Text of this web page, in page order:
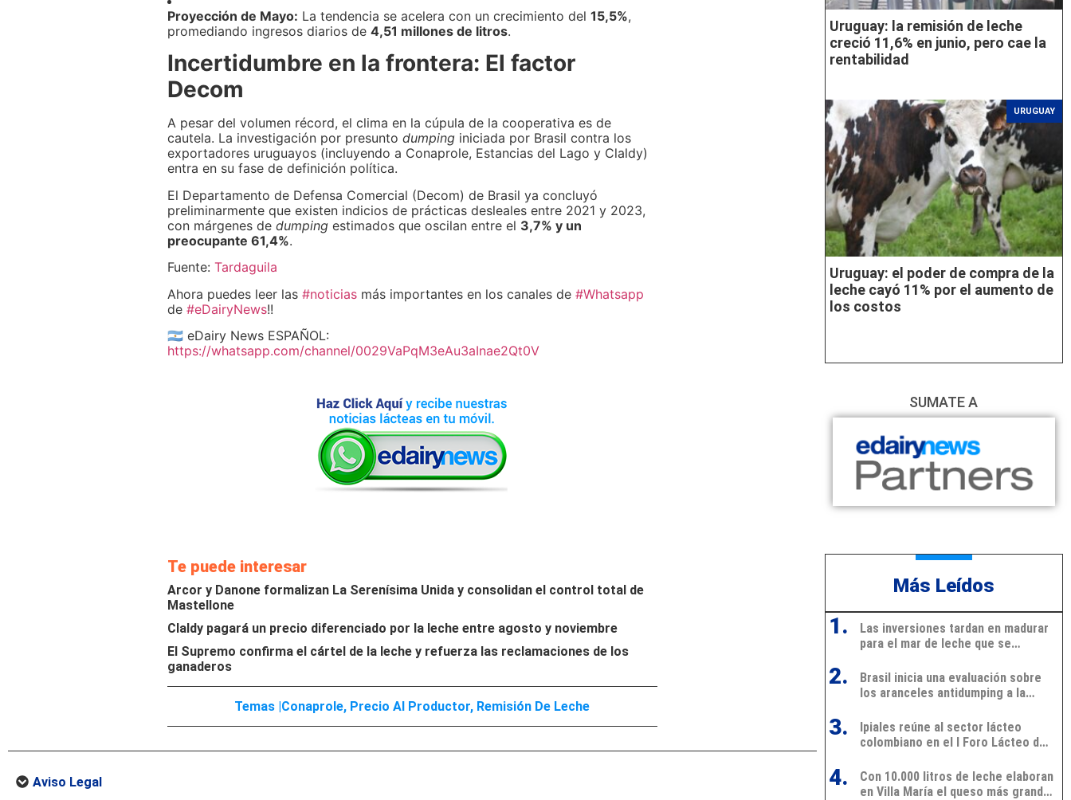
Proyección de Mayo: La tendencia se acelera con un crecimiento del 15,5%,
promediando ingresos diarios de 4,51 millones de litros.
Incertidumbre en la frontera: El factor
Decom
A pesar del volumen récord, el clima en la cúpula de la cooperativa es de
cautela. La investigación por presunto dumping iniciada por Brasil contra los
exportadores uruguayos (incluyendo a Conaprole, Estancias del Lago y Claldy)
entra en su fase de definición política.
El Departamento de Defensa Comercial (Decom) de Brasil ya concluyó
preliminarmente que existen indicios de prácticas desleales entre 2021 y 2023,
con márgenes de dumping estimados que oscilan entre el 3,7% y un
preocupante 61,4%.
Fuente: Tardaguila
Ahora puedes leer las #noticias más importantes en los canales de #Whatsapp
de #eDairyNews!!
🇦🇷 eDairy News ESPAÑOL:
https://whatsapp.com/channel/0029VaPqM3eAu3aInae2Qt0V
Te puede interesar
Arcor y Danone formalizan La Serenísima Unida y consolidan el control total de
Mastellone
Claldy pagará un precio diferenciado por la leche entre agosto y noviembre
El Supremo confirma el cártel de la leche y refuerza las reclamaciones de los
ganaderos
Temas | Conaprole, Precio Al Productor, Remisión De Leche
Aviso Legal
Uruguay: la remisión de leche
creció 11,6% en junio, pero cae la
rentabilidad
URUGUAY
Uruguay: el poder de compra de la
leche cayó 11% por el aumento de
los costos
SUMATE A
Más Leídos
1.
2.
3.
4.
Las inversiones tardan en madurar
para el mar de leche que se
Brasil inicia una evaluación sobre
los aranceles antidumping a la
Uruguay
Ipiales reúne al sector lácteo
colombiano en el I Foro Lácteo del
Con 10.000 litros de leche elaboran
en Villa María el queso más grande